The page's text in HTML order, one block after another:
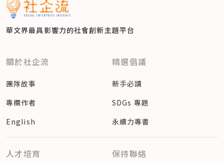
華文界最具影響力的社會創新主題平台
關於社企流
團隊故事
專欄作者
English
精選倡議
新手必讀
SDGs 專題
永續力專書
人才培育 保持聯絡